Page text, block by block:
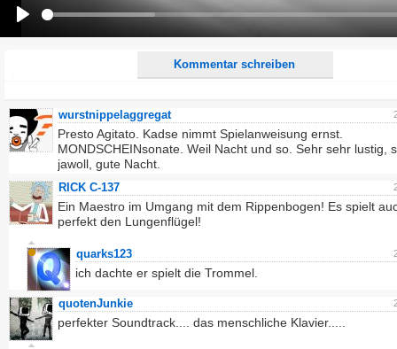
Kommentar schreiben
Ich möchte eine E-Mail, wenn auf dieser Seite weitere Kommentare erscheinen.
wurstnippelaggregat
Presto Agitato. Kadse nimmt Spielanweisung ernst.
MONDSCHEINsonate. Weil Nacht und so. Sehr sehr lustig,
jawoll, gute Nacht.
RICK C-137
Ein Maestro im Umgang mit dem Rippenbogen! Es spielt
perfekt den Lungenflügel!
quarks123
ich dachte er spielt die Trommel.
quotenJunkie
perfekter Soundtrack.... das menschliche Klavier.....